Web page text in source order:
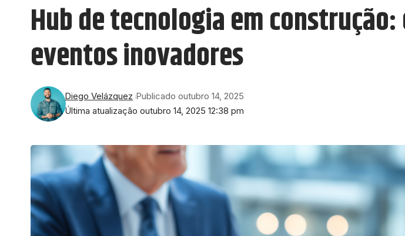
Hub de tecnologia em
eventos inovadores
Última atualização outubro 14, 2025 12:38 pm
Diego Velázquez Publicado outubro 14, 2025